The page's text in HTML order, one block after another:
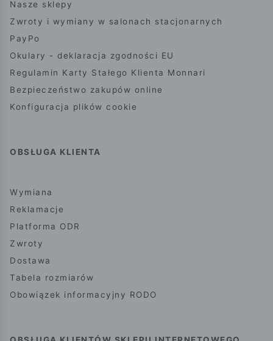
Nasze sklepy
Zwroty i wymiany w salonach stacjonarnych
PayPo
Okulary - deklaracja zgodności EU
Regulamin Karty Stałego Klienta Monnari
Bezpieczeństwo zakupów online
Konfiguracja plików cookie
OBSŁUGA KLIENTA
Wymiana
Reklamacje
Platforma ODR
Zwroty
Dostawa
Tabela rozmiarów
Obowiązek informacyjny RODO